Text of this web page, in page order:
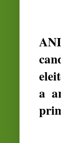
a